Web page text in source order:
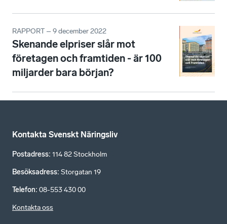
RAPPORT – 9 december 2022
Skenande elpriser slår mot
företagen och framtiden - är 100
miljarder bara början?
Kontakta Svenskt Näringsliv
Postadress: 114 82 Stockholm
Besöksadress: Storgatan 19
Telefon: 08-553 430 00
Kontakta oss